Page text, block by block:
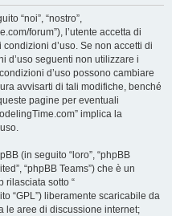
“noi”, “nostro”,
forum”), l’utente accetta di
d’uso. Se non accetti di
d’uso seguenti non utilizzare i
d’uso possono cambiare
avvisarti di tali modifiche, benché
pagine per eventuali
implica la
(in seguito “loro”, “phpBB
“phpBB Teams”) che è un
rilasciata sotto “
“GPL”) liberamente scaricabile da
le aree di discussione internet;